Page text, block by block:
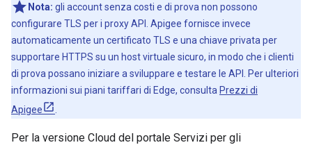
Nota: gli account senza costi e di prova non possono
configurare TLS per i proxy API. Apigee fornisce invece
automaticamente un certificato TLS e una chiave privata per
supportare HTTPS su un host virtuale sicuro, in modo che i clienti
di prova possano iniziare a sviluppare e testare le API. Per ulteriori
informazioni sui piani tariffari di Edge, consulta Prezzi di
Apigee
Per la versione Cloud del portale Servizi per gli